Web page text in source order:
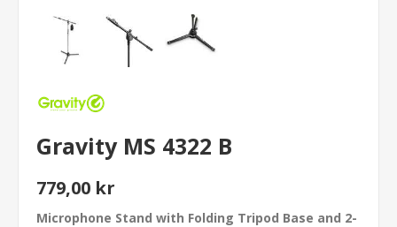
Gravity MS 4322 B
779,00 kr
Microphone Stand with Folding Tripod Base and 2-